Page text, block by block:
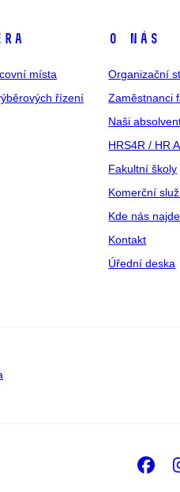
místa
řízení
O nás
Organizační
Zaměstnanci
Naši
HRS4R / HR
Fakultní školy
Komerční
Kde nás
Kontakt
Úřední deska